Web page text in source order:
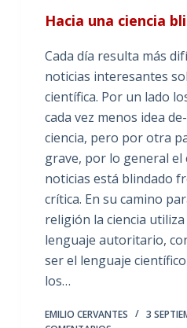
Hacia una ciencia
Cada día resulta más
noticias interesantes
científica. Por un lado
cada vez menos idea
ciencia, pero por otra
grave, por lo general el
noticias está blindado
crítica. En su camino
religión la ciencia utiliza
lenguaje autoritario,
ser el lenguaje
los…
EMILIO CERVANTES 3